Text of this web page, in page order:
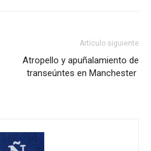
Artículo siguiente
Atropello y apuñalamiento de
transeúntes en Manchester